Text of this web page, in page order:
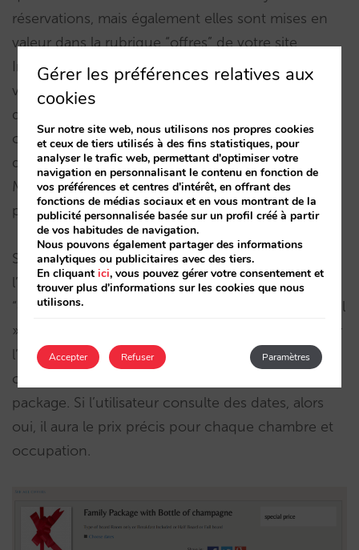
réservations, mais également elles sont mises en
valeur dans la rubrique “offres” de votre site
Internet. Si vous créez des packages attractifs, ils
vont enrichir le contenu de votre page web, avec
des photos, conditions, descriptions… Exploitez
cette arme marketing qui différencie votre canal
de vente directe. C’est entre vos mains !
Maintenant vous avez encore moins de limites
pour calculer vos prix.
Si vous créez une offre « avec augmentation »,
l’information de prix qui apparaîtra sur la page
“offres” de votre site sera simplement « Prix Spécial
». Nous le faisons apparaître ainsi pour contourner
l’impossibilité de résumer en peu de phrases la
complexité des prix que peut avoir ce type de
package. Si l’utilisateur consulte des dates, alors
oui, il aura le prix précis pour chaque chambre et
occupation.
Gérer les préférences relatives aux
cookies
Sur notre site web, nous utilisons nos propres cookies
et ceux de tiers utilisés à des fins statistiques, pour
analyser le trafic web, permettant d'optimiser votre
navigation en personnalisant le contenu en fonction de
vos préférences et centres d'intérêt, en offrant des
fonctions de médias sociaux et en vous montrant de la
publicité personnalisée basée sur un profil créé à partir
de vos habitudes de navigation.
Nous pouvons également partager des informations
analytiques ou publicitaires avec des tiers.
En cliquantici, vous pouvez gérer votre consentement et
trouver plus d'informations sur les cookies que nous
utilisons.
Accepter Paramètres
Refuser